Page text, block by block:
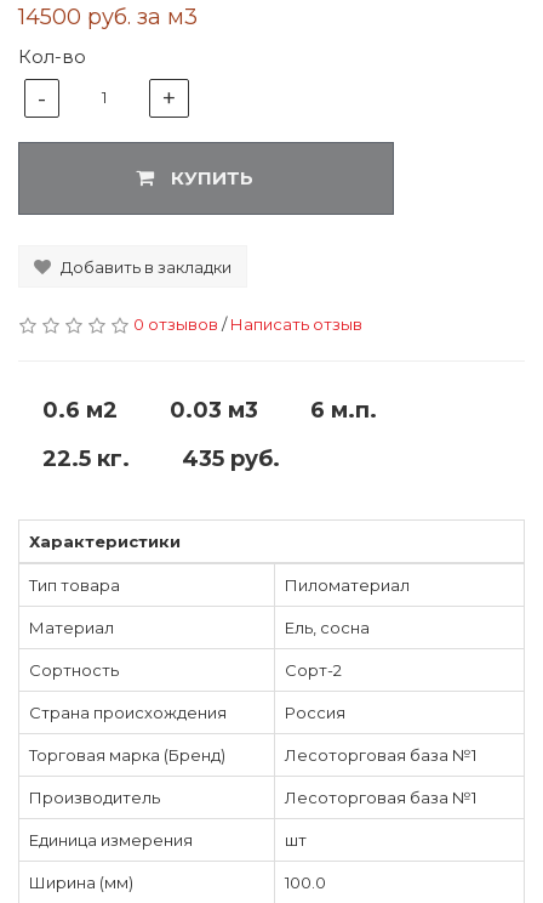
14500 руб. за м3
Кол-во
- 1 +
КУПИТЬ
Добавить в закладки
0 отзывов /Написать отзыв
0.6 м2 0.03 м3
6 м.п.
22.5 кг.
435 руб.
Характеристики
Тип товара Пиломатериал
Материал Ель, сосна
Сортность Сорт-2
Страна происхождения Россия
Торговая марка (Бренд) Лесоторговая база №1
Производитель Лесоторговая база №1
Единица измерения шт
Ширина (мм) 100.0